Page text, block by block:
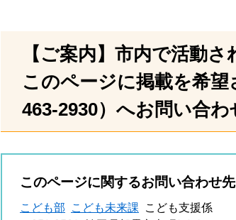
【ご案内】市内で活動
このページに掲載を希
463-2930）へお問い合わ
このページに関するお問い合わせ先
こども部 こども未来課
こども支援係